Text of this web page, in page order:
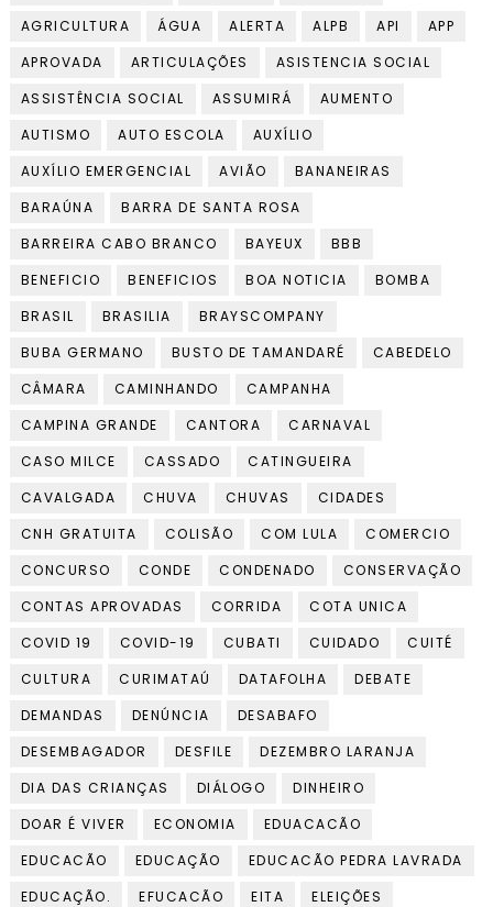
AGRICULTURA
ÁGUA ALERTA ALPB API
APP
APROVADA
ARTICULAÇÕES
ASISTENCIA SOCIAL
ASSISTÊNCIA SOCIAL
ASSUMIRÁ
AUMENTO
AUTISMO
AUTO ESCOLA
AUXÍLIO
AUXÍLIO EMERGENCIAL
AVIÃO
BANANEIRAS
BARAÚNA
BARRA DE SANTA ROSA
BARREIRA CABO BRANCO
BAYEUX
BBB
BENEFICIO
BENEFICIOS BOA NOTICIA
BOMBA
BRASIL
BRASILIA
BRAYSCOMPANY
BUBA GERMANO
BUSTO DE TAMANDARÉ
CABEDELO
CÂMARA
CAMINHANDO
CAMPANHA
CAMPINA GRANDE
CANTORA
CARNAVAL
CASO MILCE
CASSADO
CATINGUEIRA
CAVALGADA
CHUVA CHUVAS
CIDADES
CNH GRATUITA
COLISÃO COM LULA
COMERCIO
CONCURSO
CONDE CONDENADO
CONSERVAÇÃO
CONTAS APROVADAS
CORRIDA
COTA UNICA
COVID 19
COVID-19 CUBATI CUIDADO
CUITÉ
CULTURA
CURIMATAÚ DATAFOLHA
DEBATE
DEMANDAS
DENÚNCIA
DESABAFO
DESEMBAGADOR
DESFILE
DEZEMBRO LARANJA
DIA DAS CRIANÇAS
DIÁLOGO
DINHEIRO
DOAR É VIVER
ECONOMIA
EDUACACÃO
EDUCACÃO
EDUCAÇÃO
EDUCACÃO PEDRA LAVRADA
EDUCAÇÃO.
EFUCACÃO EITA
ELEIÇÕES